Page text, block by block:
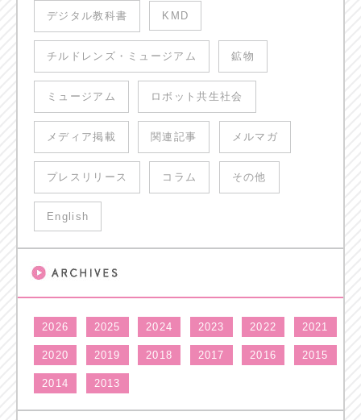
デジタル教科書 KMD
チルドレンズ・ミュージアム 鉱物
ミュージアム ロボット共生社会
メディア掲載 関連記事 メルマガ
プレスリリース コラム その他
English
2026 2025 2024 2023 2022 2021
2020 2019 2018 2017 2016 2015
2014 2013